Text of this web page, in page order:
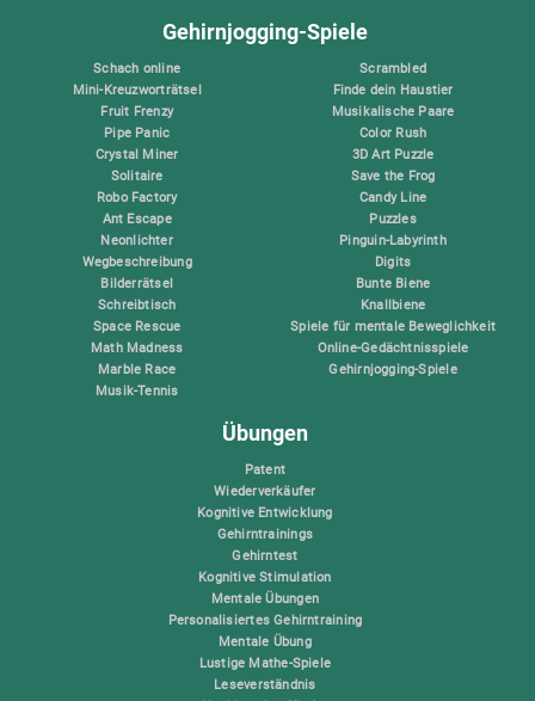
Gehirnjogging-Spiele
Schach online
Mini-Kreuzworträtsel
Fruit Frenzy
Pipe Panic
Crystal Miner
Solitaire
Robo Factory
Ant Escape
Neonlichter
Wegbeschreibung
Bilderrätsel
Schreibtisch
Space Rescue
Math Madness
Marble Race
Musik-Tennis
Scrambled
Finde dein Haustier
Musikalische Paare
Color Rush
3D Art Puzzle
Save the Frog
Candy Line
Puzzles
Pinguin-Labyrinth
Digits
Bunte Biene
Knallbiene
Spiele für mentale Beweglichkeit
Online-Gedächtnisspiele
Gehirnjogging-Spiele
Übungen
Patent
Wiederverkäufer
Kognitive Entwicklung
Gehirntrainings
Gehirntest
Kognitive Stimulation
Mentale Übungen
Personalisiertes Gehirntraining
Mentale Übung
Lustige Mathe-Spiele
Leseverständnis